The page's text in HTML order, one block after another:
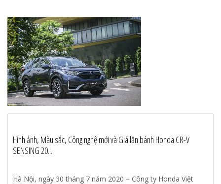
Hình ảnh, Màu sắc, Công nghệ mới và Giá lăn bánh Honda CR-V
SENSING 20...
Hà Nội, ngày 30 tháng 7 năm 2020 – Công ty Honda Việt